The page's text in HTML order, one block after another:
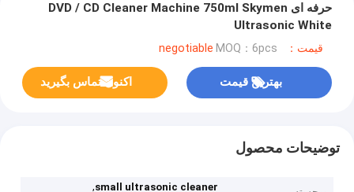
حرفه ای DVD / CD Cleaner Machine 750ml Skymen
Ultrasonic White
قیمت：negotiable MOQ：6pcs
بهترین قیمت اکنون تماس بگیرید
توضیحات محصول
small ultrasonic cleaner
,